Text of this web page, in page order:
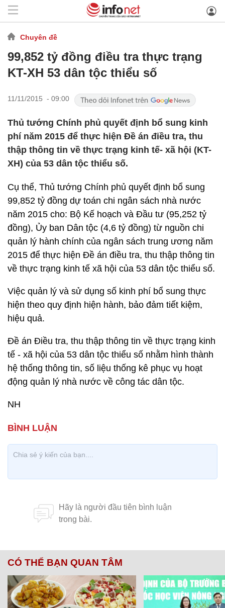
Chuyên đề
99,852 tỷ đồng điều tra thực trạng
KT-XH 53 dân tộc thiểu số
11/11/2015 - 09:00
Thủ tướng Chính phủ quyết định bổ sung kinh
phí năm 2015 để thực hiện Đề án điều tra, thu
thập thông tin về thực trạng kinh tế- xã hội (KT-
XH) của 53 dân tộc thiểu số.
Cụ thể, Thủ tướng Chính phủ quyết định bổ sung
99,852 tỷ đồng dự toán chi ngân sách nhà nước
năm 2015 cho: Bộ Kế hoạch và Đầu tư (95,252 tỷ
đồng), Ủy ban Dân tộc (4,6 tỷ đồng) từ nguồn chi
quản lý hành chính của ngân sách trung ương năm
2015 để thực hiện Đề án điều tra, thu thập thông tin
về thực trạng kinh tế xã hội của 53 dân tộc thiểu số.
Việc quản lý và sử dụng số kinh phí bổ sung thực
hiện theo quy định hiện hành, bảo đảm tiết kiệm,
hiệu quả.
Đề án Điều tra, thu thập thông tin về thực trạng kinh
tế - xã hội của 53 dân tộc thiểu số nhằm hình thành
hệ thống thông tin, số liệu thống kê phục vụ hoạt
động quản lý nhà nước về công tác dân tộc.
NH
CÓ THỂ BẠN QUAN TÂM